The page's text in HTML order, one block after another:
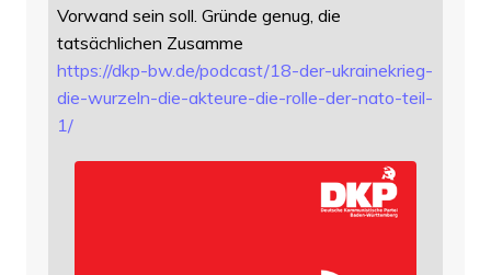
Vorwand sein soll. Gründe genug, die
tatsächlichen Zusamme
https://dkp-bw.de/podcast/18-der-ukrainekrieg-
die-wurzeln-die-akteure-die-rolle-der-nato-teil-
1/